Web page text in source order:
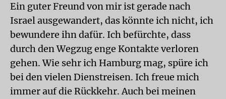
Ein guter Freund von mir ist gerade nach
Israel ausgewandert, das könnte ich nicht, ich
bewundere ihn dafür. Ich befürchte, dass
durch den Wegzug enge Kontakte verloren
gehen. Wie sehr ich Hamburg mag, spüre ich
bei den vielen Dienstreisen. Ich freue mich
immer auf die Rückkehr. Auch bei meinen